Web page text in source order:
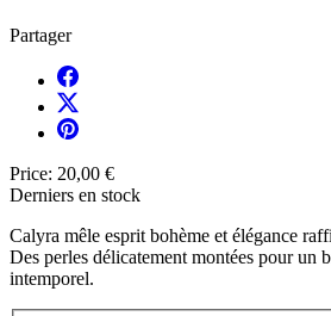
Partager
Price: 20,00 €
Derniers en stock
Calyra mêle esprit bohème et élégance
Des perles délicatement montées pour un
intemporel.